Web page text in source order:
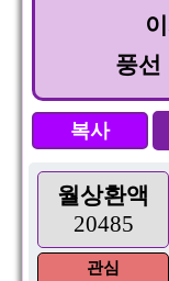
풍선
복사
월상환액
20485
관심